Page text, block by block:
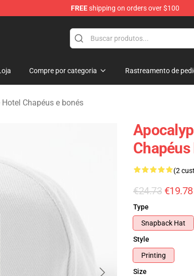
FREEshipping on orders over $100
Compre por categoria Rastreamento de
Chapéus e bonés
Chapéus
(2
€24.73 €19.78
Type
Snapback Hat
Style
Printing
Size